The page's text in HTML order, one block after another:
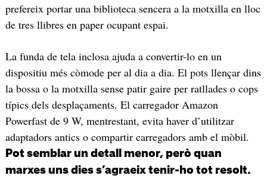
prefereix portar una biblioteca sencera a la motxilla en lloc
de tres llibres en paper ocupant espai.
La funda de tela inclosa ajuda a convertir-lo en un
dispositiu més còmode per al dia a dia. El pots llençar dins
la bossa o la motxilla sense patir gaire per ratllades o cops
típics dels desplaçaments. El carregador Amazon
Powerfast de 9 W, mentrestant, evita haver d’utilitzar
adaptadors antics o compartir carregadors amb el mòbil.
Pot semblar un detall menor, però quan
marxes uns dies s’agraeix tenir-ho tot resolt.